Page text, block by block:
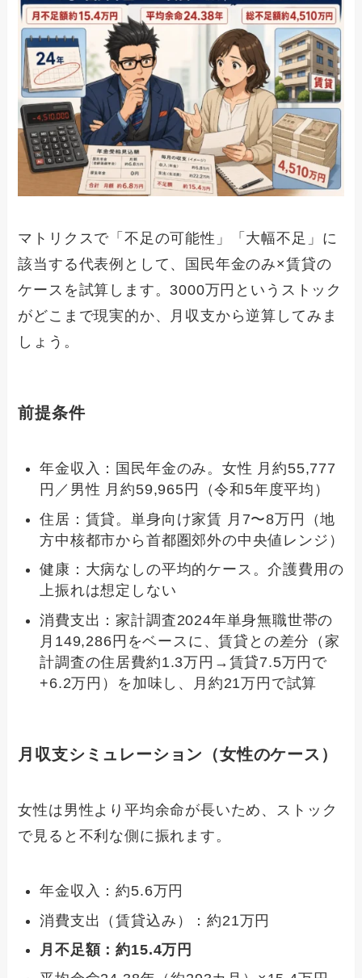
マトリクスで「不足の可能性」「大幅不足」に
該当する代表例として、国民年金のみ×賃貸の
ケースを試算します。3000万円というストック
がどこまで現実的か、月収支から逆算してみま
しょう。
前提条件
年金収入：国民年金のみ。女性 月約55,777
円／男性 月約59,965円（令和5年度平均）
住居：賃貸。単身向け家賃 月7〜8万円（地
方中核都市から首都圏郊外の中央値レンジ）
健康：大病なしの平均的ケース。介護費用の
上振れは想定しない
消費支出：家計調査2024年単身無職世帯の
月149,286円をベースに、賃貸との差分（家
計調査の住居費約1.3万円→賃貸7.5万円で
+6.2万円）を加味し、月約21万円で試算
月収支シミュレーション（女性のケース）
女性は男性より平均余命が長いため、ストック
で見ると不利な側に振れます。
年金収入：約5.6万円
消費支出（賃貸込み）：約21万円
月不足額：約15.4万円